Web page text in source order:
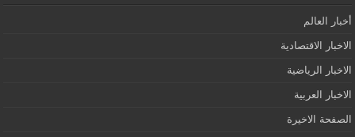
أخبار العالم
الاخبار الاقتصادية
الاخبار الرياضية
الاخبار العربية
الصفحة الاخيرة